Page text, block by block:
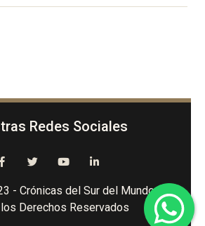
Redes Sociales
- Crónicas del Sur del Mundo -
Derechos Reservados